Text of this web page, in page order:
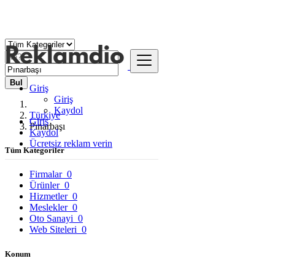
Giriş
Giriş
Kaydol
Giriş
Kaydol
Ücretsiz reklam verin
Bul
Türkiye
Pınarbaşı
Tüm Kategoriler
Firmalar 0
Ürünler 0
Hizmetler 0
Meslekler 0
Oto Sanayi 0
Web Siteleri 0
Konum